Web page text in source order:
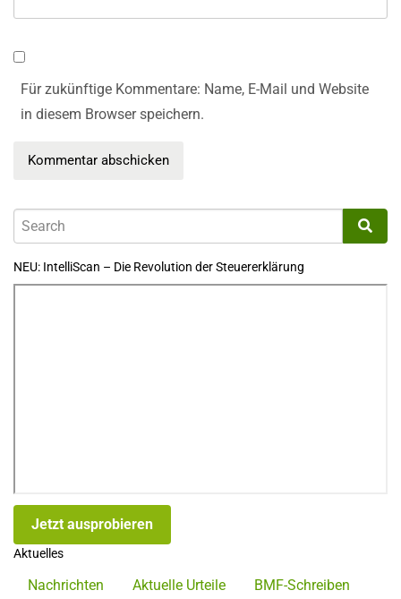
Für zukünftige Kommentare: Name, E-Mail und Website
in diesem Browser speichern.
NEU: IntelliScan – Die Revolution der Steuererklärung
Jetzt ausprobieren
Aktuelles
Nachrichten Aktuelle Urteile BMF-Schreiben